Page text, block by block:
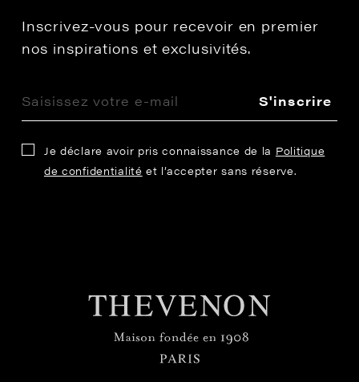
Inscrivez-vous pour recevoir en premier
nos inspirations et exclusivités.
S'inscrire
Je déclare avoir pris connaissance de la Politique
de confidentialité et l’accepter sans réserve.